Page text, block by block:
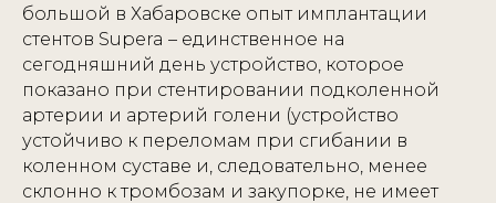
большой в Хабаровске опыт имплантации
стентов Supera – единственное на
сегодняшний день устройство, которое
показано при стентировании подколенной
артерии и артерий голени (устройство
устойчиво к переломам при сгибании в
коленном суставе и, следовательно, менее
склонно к тромбозам и закупорке, не имеет